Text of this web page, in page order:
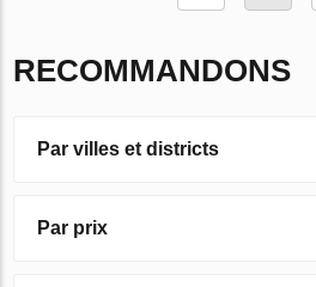
RECOMMANDONS
Par villes et districts
Par prix